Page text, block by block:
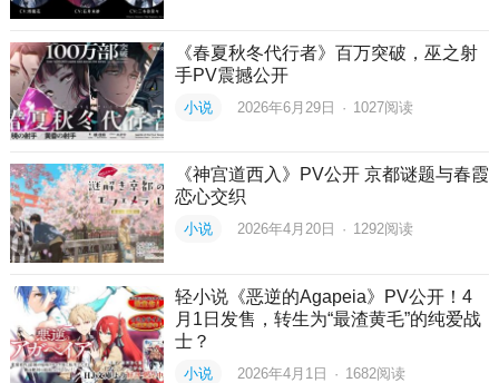
《春夏秋冬代行者》百万突破，巫之射
手PV震撼公开
小说 2026年6月29日 · 1027阅读
《神宫道西入》PV公开 京都谜题与春霞
恋心交织
小说 2026年4月20日 · 1292阅读
轻小说《恶逆的Agapeia》PV公开！4
月1日发售，转生为“最渣黄毛”的纯爱战
士？
小说 2026年4月1日 · 1682阅读